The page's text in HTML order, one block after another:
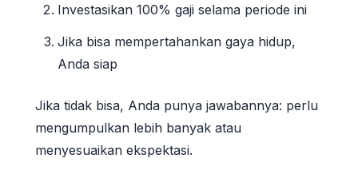
Investasikan 100% gaji selama periode ini
Jika bisa mempertahankan gaya hidup,
Anda siap
Jika tidak bisa, Anda punya jawabannya: perlu
mengumpulkan lebih banyak atau
menyesuaikan ekspektasi.